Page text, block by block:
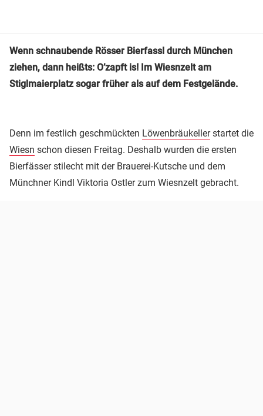
Wenn schnaubende Rösser Bierfassl durch München
ziehen, dann heißts: O’zapft is! Im Wiesnzelt am
Stiglmaierplatz sogar früher als auf dem Festgelände.
Denn im festlich geschmückten Löwenbräukellerstartet die
Wiesn schon diesen Freitag. Deshalb wurden die ersten
Bierfässer stilecht mit der Brauerei-Kutsche und dem
Münchner Kindl Viktoria Ostler zum Wiesnzelt gebracht.